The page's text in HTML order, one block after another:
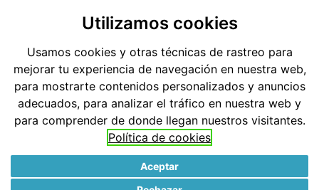
Utilizamos cookies
Usamos cookies y otras técnicas de rastreo para
mejorar tu experiencia de navegación en nuestra web,
para mostrarte contenidos personalizados y anuncios
adecuados, para analizar el tráfico en nuestra web y
para comprender de donde llegan nuestros visitantes.
Política de cookies
Aceptar
Teléfonos: 91 519 38 62 / 677 921 793
Métodos de pago